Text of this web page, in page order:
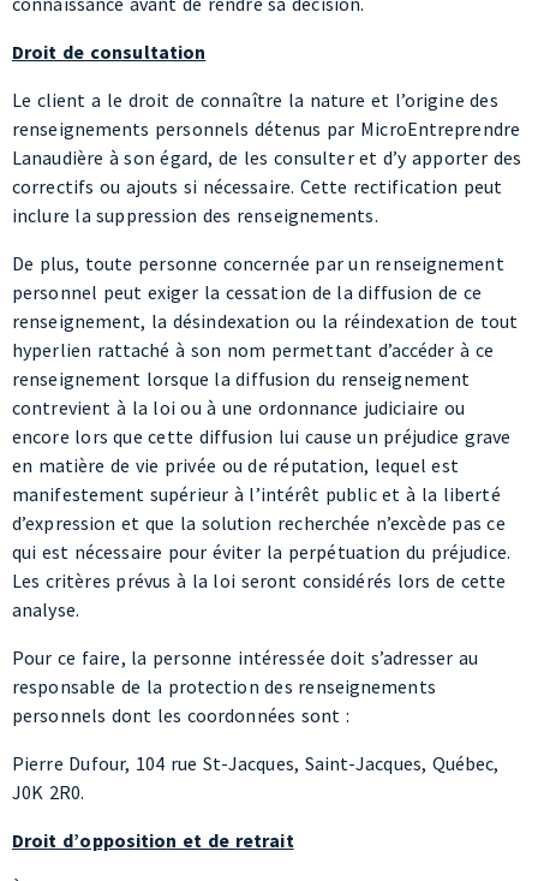
renseignements personnels détenus par MicroEntreprendre
correctifs ou ajouts si nécessaire. Cette rectification peut
inclure la suppression des renseignements.
De plus, toute personne concernée par un renseignement
personnel peut exiger la cessation de la diffusion de ce
hyperlien rattaché à son nom permettant d’accéder à ce
renseignement lorsque la diffusion du renseignement
contrevient à la loi ou à une ordonnance judiciaire ou
encore lors que cette diffusion lui cause un préjudice grave
en matière de vie privée ou de réputation, lequel est
manifestement supérieur à l’intérêt public et à la liberté
d’expression et que la solution recherchée n’excède pas ce
qui est nécessaire pour éviter la perpétuation du préjudice.
Les critères prévus à la loi seront considérés lors de cette
analyse.
Pour ce faire, la personne intéressée doit s’adresser au
responsable de la protection des renseignements
Pierre Dufour, 104 rue St-Jacques, Saint-Jacques, Québec,
J0K 2R0.
Droit d’opposition et de retrait
consentement à la collecte, l’utilisation et la